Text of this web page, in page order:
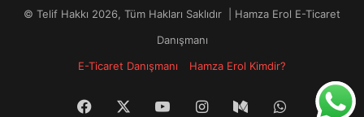
© Telif Hakkı 2026, Tüm Hakları Saklıdır | Hamza Erol E-Ticaret
Danışmanı
E-Ticaret Danışmanı
Hamza Erol Kimdir?
Facebook YouTubeInstagram
MediumWhatsApp